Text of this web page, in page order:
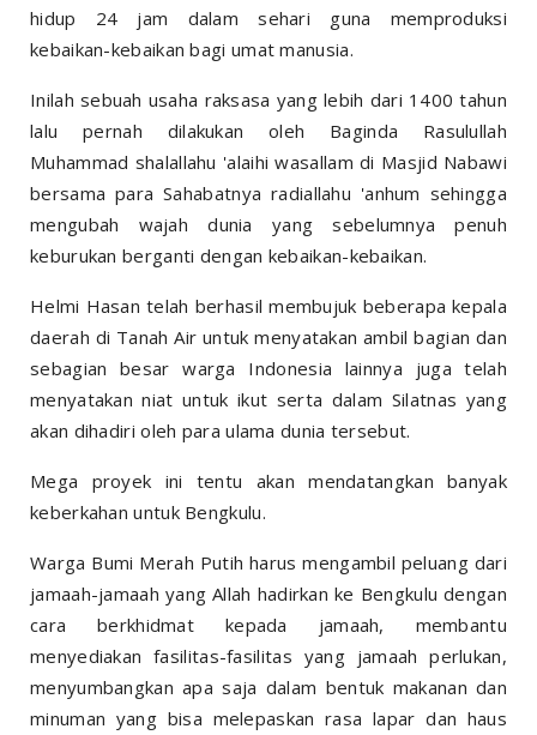
hidup 24 jam dalam sehari guna memproduksi
kebaikan-kebaikan bagi umat manusia.
Inilah sebuah usaha raksasa yang lebih dari 1400 tahun
lalu pernah dilakukan oleh Baginda Rasulullah
Muhammad shalallahu 'alaihi wasallam di Masjid Nabawi
bersama para Sahabatnya radiallahu 'anhum sehingga
mengubah wajah dunia yang sebelumnya penuh
keburukan berganti dengan kebaikan-kebaikan.
Helmi Hasan telah berhasil membujuk beberapa kepala
daerah di Tanah Air untuk menyatakan ambil bagian dan
sebagian besar warga Indonesia lainnya juga telah
menyatakan niat untuk ikut serta dalam Silatnas yang
akan dihadiri oleh para ulama dunia tersebut.
Mega proyek ini tentu akan mendatangkan banyak
keberkahan untuk Bengkulu.
Warga Bumi Merah Putih harus mengambil peluang dari
jamaah-jamaah yang Allah hadirkan ke Bengkulu dengan
cara berkhidmat kepada jamaah, membantu
menyediakan fasilitas-fasilitas yang jamaah perlukan,
menyumbangkan apa saja dalam bentuk makanan dan
minuman yang bisa melepaskan rasa lapar dan haus